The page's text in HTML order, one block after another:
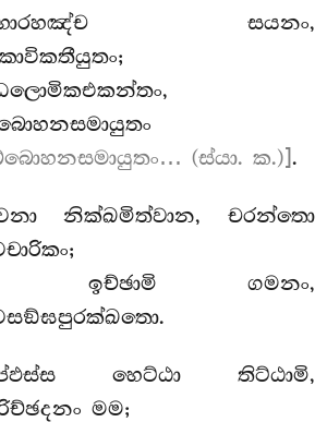
සයනං,
(ස්යා. ක.)] .
නික්ඛමිත්වාන, චරන්තො
ඉච්ඡාමි ගමනං,
හෙට්ඨා තිට්ඨාමි,
මම;